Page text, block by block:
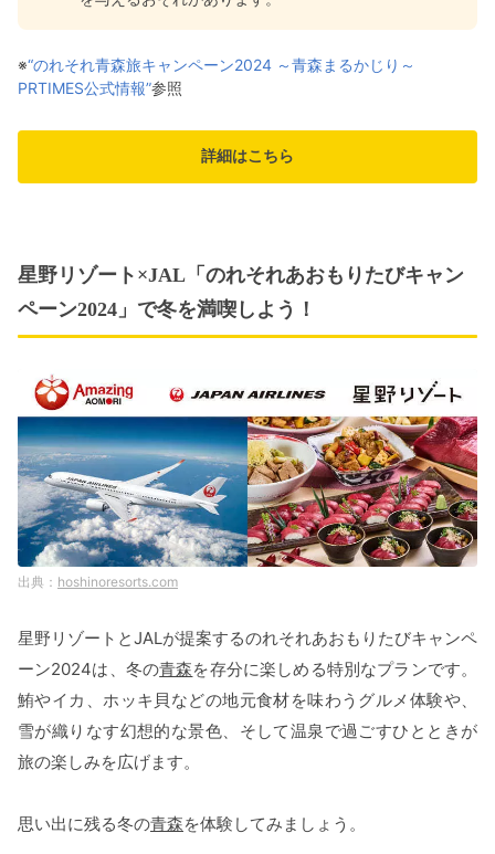
※“のれそれ⻘森旅キャンペーン2024 ～青森まるかじり～
PRTIMES公式情報”参照
詳細はこちら
星野リゾート×JAL「のれそれあおもりたびキャン
ペーン2024」で冬を満喫しよう！
hoshinoresorts.com
星野リゾートとJALが提案するのれそれあおもりたびキャンペ
ーン2024は、冬の青森を存分に楽しめる特別なプランです。
鮪やイカ、ホッキ貝などの地元食材を味わうグルメ体験や、
雪が織りなす幻想的な景色、そして温泉で過ごすひとときが
旅の楽しみを広げます。
思い出に残る冬の青森を体験してみましょう。